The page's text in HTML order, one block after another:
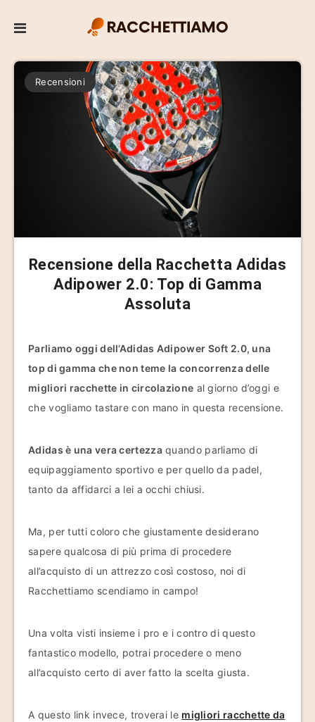
Recensioni
Recensione della Racchetta Adidas
Adipower 2.0: Top di Gamma
Assoluta
Parliamo oggi dell’Adidas Adipower Soft 2.0, una
top di gamma che non teme la concorrenza delle
migliori racchette in circolazione al giorno d’oggi e
che vogliamo tastare con mano in questa recensione.
Adidas è una vera certezzaquando parliamo di
equipaggiamento sportivo e per quello da padel,
tanto da affidarci a lei a occhi chiusi.
Ma, per tutti coloro che giustamente desiderano
sapere qualcosa di più prima di procedere
all’acquisto di un attrezzo così costoso, noi di
Racchettiamo scendiamo in campo!
Una volta visti insieme i pro e i contro di questo
fantastico modello, potrai procedere o meno
all’acquisto certo di aver fatto la scelta giusta.
A questo link invece, troverai le migliori racchette da